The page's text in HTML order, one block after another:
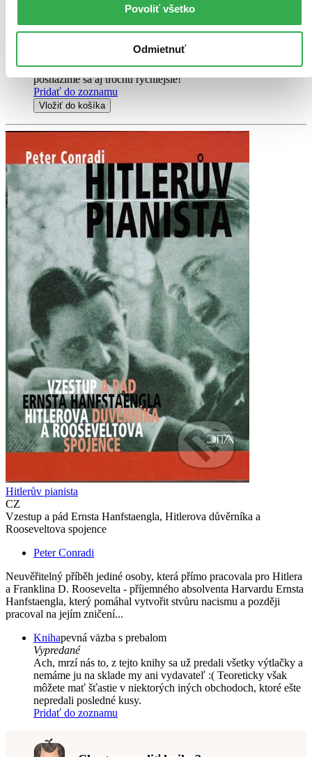
Povoliť všetko
Odmietnuť
25,80 €
Tento produkt momentálne nemáme na sklade, ale zvyčajne
vám ho vieme zabezpečiť a odoslať do 24 – 29 dní. A
posnažíme sa aj trochu rýchlejšie!
Pridať do zoznamu
Vložiť do košíka
Hitlerův pianista
CZ
Vzestup a pád Ernsta Hanfstaengla, Hitlerova důvěrníka a
Rooseveltova spojence
Peter Conradi
Neuvěřitelný příběh jediné osoby, která přímo pracovala pro Hitlera
a Franklina D. Roosevelta - příjemného absolventa Harvardu Ernsta
Hanfstaengla, který pomáhal vytvořit stvůru nacismu a později
pracoval na jejím zničení...
Knihapevná väzba s prebalom
Vypredané
Ach, mrzí nás to, z tejto knihy sa už predali všetky výtlačky a
nemáme ju na sklade my ani vydavateľ :( Teoreticky však
môžete mať šťastie v niektorých iných obchodoch, ktoré ešte
nepredali posledné kusy.
Pridať do zoznamu